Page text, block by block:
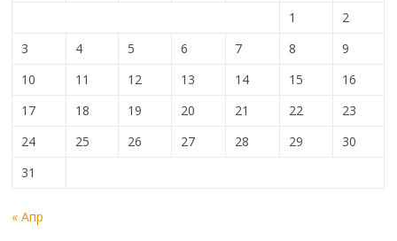
1
2
3
4 5 6 7 8
9
10
11 12 13 14 15
16
17
18 19 20 21 22
23
24
25 26 27 28 29
30
31
« Апр